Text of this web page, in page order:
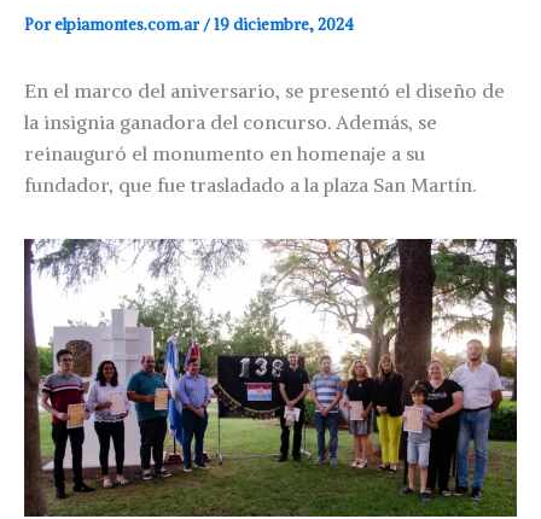
Porelpiamontes.com.ar/19 diciembre, 2024
En el marco del aniversario, se presentó el diseño de
la insignia ganadora del concurso. Además, se
reinauguró el monumento en homenaje a su
fundador, que fue trasladado a la plaza San Martín.